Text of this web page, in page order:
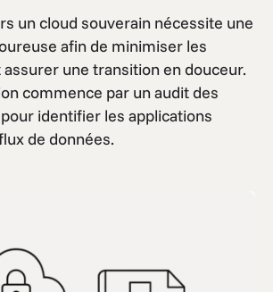
un cloud souverain nécessite une
afin de minimiser les
une transition en douceur.
commence par un audit des
identifier les applications
de données.